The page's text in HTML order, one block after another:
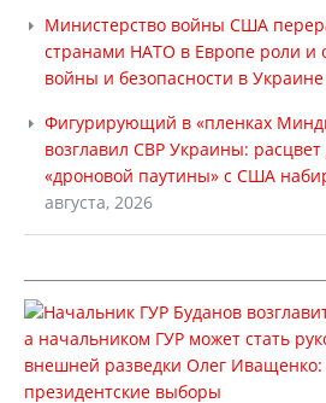
Министерство войны США
странами НАТО в Европе роли и
войны и безопасности в Украине
Фигурирующий в «пленках
возглавил СВР Украины:
«дроновой паутины» с США
августа, 2026